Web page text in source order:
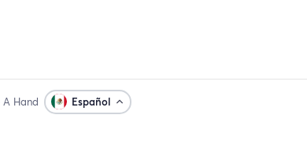
Hand Español